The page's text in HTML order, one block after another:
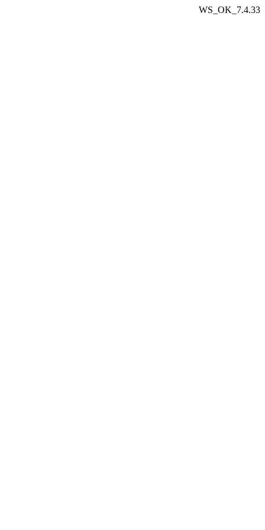
WS_OK_7.4.33